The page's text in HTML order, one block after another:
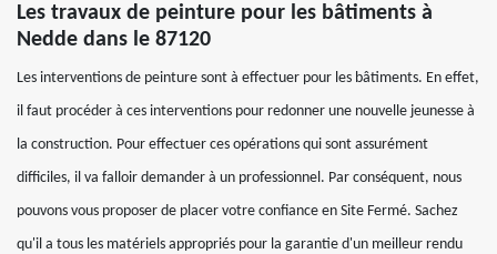
Les travaux de peinture pour les bâtiments à
Nedde dans le 87120
Les interventions de peinture sont à effectuer pour les bâtiments. En effet,
il faut procéder à ces interventions pour redonner une nouvelle jeunesse à
la construction. Pour effectuer ces opérations qui sont assurément
difficiles, il va falloir demander à un professionnel. Par conséquent, nous
pouvons vous proposer de placer votre confiance en Site Fermé. Sachez
qu'il a tous les matériels appropriés pour la garantie d'un meilleur rendu